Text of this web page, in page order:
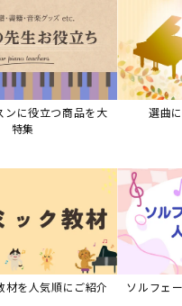
ンに役立つ商品を大
特集
選曲
材を人気順にご紹介 ソルフェ